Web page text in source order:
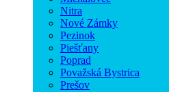
Nitra
Nové Zámky
Pezinok
Piešťany
Poprad
Považská Bystrica
Prešov